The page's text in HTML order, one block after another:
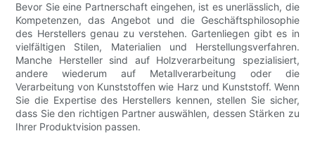
Bevor Sie eine Partnerschaft eingehen, ist es unerlässlich, die
Kompetenzen, das Angebot und die Geschäftsphilosophie
des Herstellers genau zu verstehen. Gartenliegen gibt es in
vielfältigen Stilen, Materialien und Herstellungsverfahren.
Manche Hersteller sind auf Holzverarbeitung spezialisiert,
andere wiederum auf Metallverarbeitung oder die
Verarbeitung von Kunststoffen wie Harz und Kunststoff. Wenn
Sie die Expertise des Herstellers kennen, stellen Sie sicher,
dass Sie den richtigen Partner auswählen, dessen Stärken zu
Ihrer Produktvision passen.